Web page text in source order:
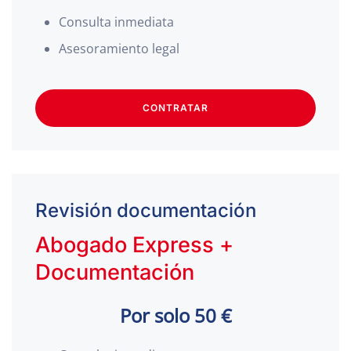
Consulta inmediata
Asesoramiento legal
CONTRATAR
Revisión documentación
Abogado Express +
Documentación
Por solo 50 €